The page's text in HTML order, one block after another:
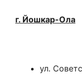
г. Йошкар-Ола
ул.